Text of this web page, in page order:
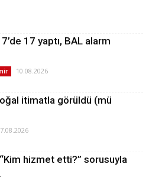
17 yaptı, BAL alarm
10.08.2026
itimatla görüldü (mü
“Kim hizmet etti?” sorusuyla